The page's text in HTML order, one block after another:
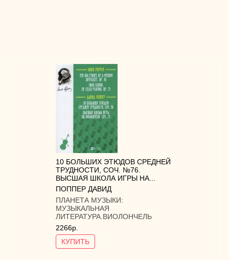
10 БОЛЬШИХ ЭТЮДОВ СРЕДНЕЙ
ТРУДНОСТИ, СОЧ. №76.
ВЫСШАЯ ШКОЛА ИГРЫ НА...
ПОППЕР ДАВИД
ПЛАНЕТА МУЗЫКИ:
МУЗЫКАЛЬНАЯ
ЛИТЕРАТУРА.ВИОЛОНЧЕЛЬ
2266р.
КУПИТЬ